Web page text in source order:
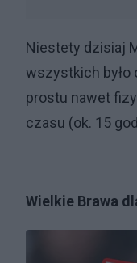
Niestety dzisiaj
wszystkich było
prostu nawet
czasu (ok. 15
Wielkie Brawa